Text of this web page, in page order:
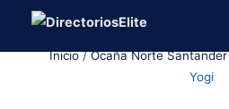
contenidoInicio/Ocaña Norte Santander
Yogi